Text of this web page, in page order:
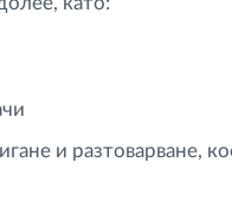
и разтоварване,